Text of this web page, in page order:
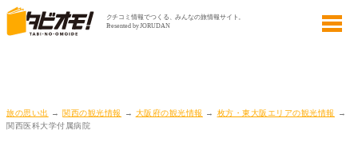
旅の思い出 → 関西の観光情報 → 大阪府の観光情報 → 枚方・東大阪エリアの観光情報
→
関西医科大学付属病院